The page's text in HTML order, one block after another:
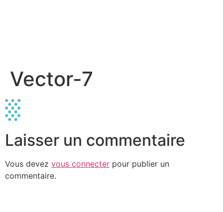
Vector-7
Laisser un commentaire
Vous devez vous connecter pour publier un
commentaire.